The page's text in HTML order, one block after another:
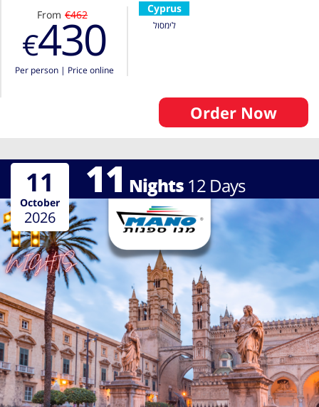
Cyprus
לימסול
From €462
€430
Per person| Price online
Order Now
11 Nights 12 Days
11
October
2026